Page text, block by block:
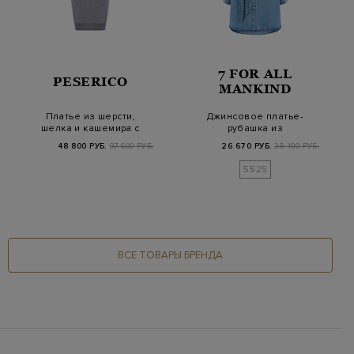
PESERICO
Платье из шерсти,
шелка и кашемира с
48 800 РУБ. 97 600 РУБ.
7 FOR ALL
MANKIND
Джинсовое платье-
рубашка из
лиоцелла с поя…
26 670 РУБ. 38 100 РУБ.
SS25
ВСЕ ТОВАРЫ БРЕНДА